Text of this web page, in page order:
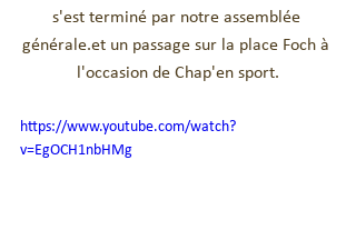
s'est terminé par notre assemblée
générale.et un passage sur la place Foch à
l'occasion de Chap'en sport.
https://www.youtube.com/watch?
v=EgOCH1nbHMg